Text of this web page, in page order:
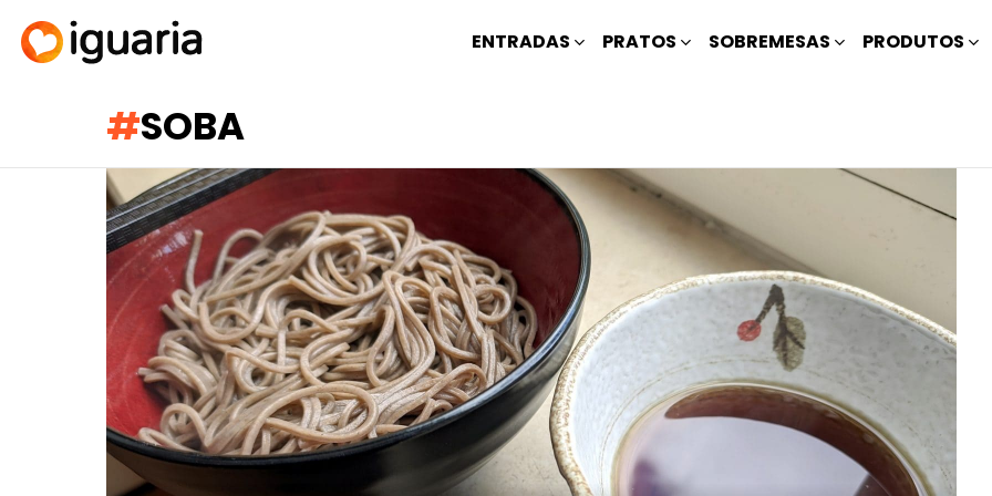
ENTRADAS PRATOS SOBREMESAS PRODUTOS
SOBA
RECOMENDADOS